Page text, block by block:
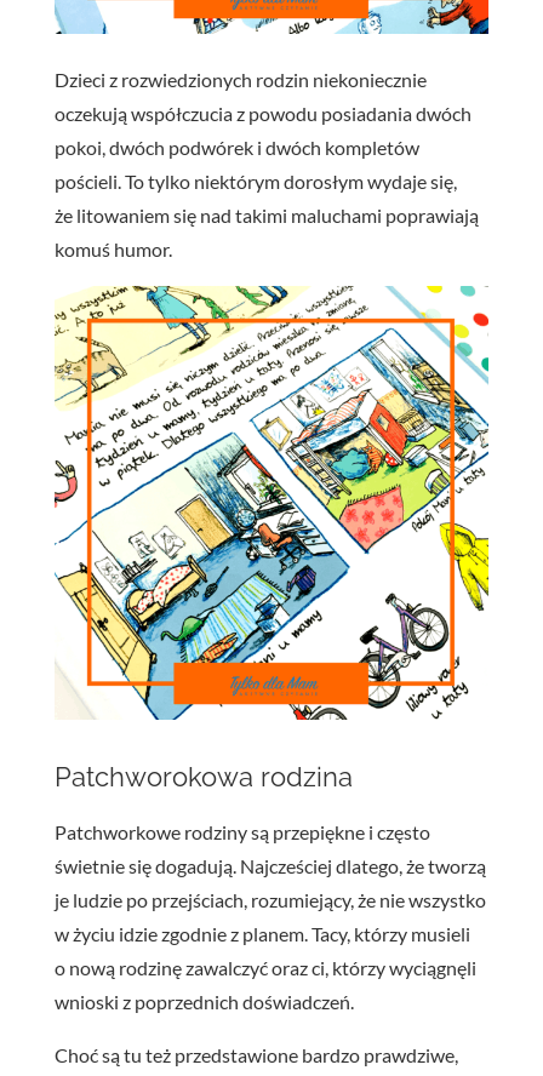
Dzieci z rozwiedzionych rodzin niekoniecznie
oczekują współczucia z powodu posiadania dwóch
pokoi, dwóch podwórek i dwóch kompletów
pościeli. To tylko niektórym dorosłym wydaje się,
że litowaniem się nad takimi maluchami poprawiają
komuś humor.
Patchworokowa rodzina
Patchworkowe rodziny są przepiękne i często
świetnie się dogadują. Najcześciej dlatego, że tworzą
je ludzie po przejściach, rozumiejący, że nie wszystko
w życiu idzie zgodnie z planem. Tacy, którzy musieli
o nową rodzinę zawalczyć oraz ci, którzy wyciągnęli
wnioski z poprzednich doświadczeń.
Choć są tu też przedstawione bardzo prawdziwe,